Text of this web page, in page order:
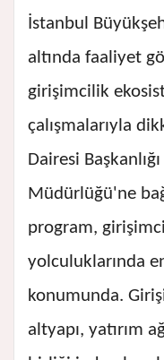
İstanbul
altında faaliyet
girişimcilik
çalışmalarıyla
Dairesi
Müdürlüğü'ne
program,
yolculuklarında
konumunda.
altyapı, yatırım